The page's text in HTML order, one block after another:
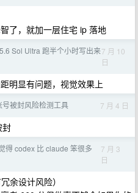
了，就加一层住宅 ip 落地
Sol Ultra 跑半个小时写出来7 月 10
日
明显有问题，视觉效果上
被封风险检测工具 7 月 4 日
封
得 codex 比 claude 笨很多
7 月 3
日
余设计风险）